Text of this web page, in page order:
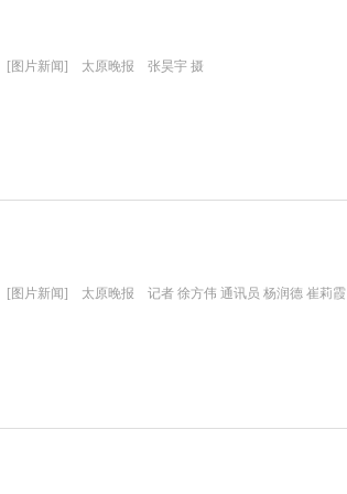
[图片新闻] 太原晚报 张昊宇 摄
[图片新闻] 太原晚报 记者 徐方伟 通讯员 杨润德 崔莉霞